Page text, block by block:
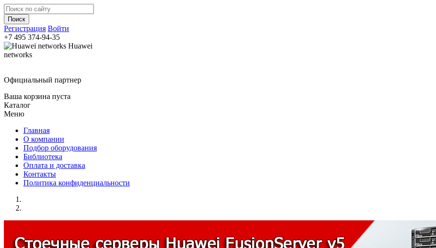
Регистрация Войти
+7 495 374-94-35
Huawei
networks
Официальный партнер
Ваша корзина пуста
Каталог
Меню
Главная
О компании
Подбор оборудования
Библиотека
Оплата и доставка
Контакты
Политика конфиденциальности